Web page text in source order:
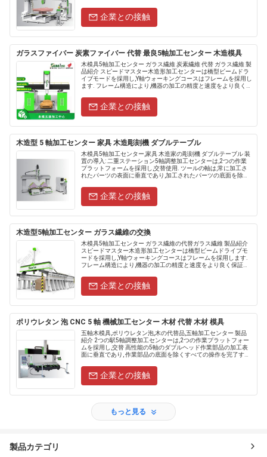
企業との接触
ガラスファイバー 炭素ファイバー 代替 最良5軸加工センター 木造模具
木模具5軸加工センター ガラス繊維 炭素繊維 代替 ガラス繊維 製
品紹介 スピードマスター木造形加工センターは橋型ビームドラ
イブモードを採用し,Y軸ウォーキングコースはフレームを採用し
ます. フレーム構造により,機器の加工の精度と速度をより良く保
企業との接触
木造型 5 軸加工センター 家具 木造彫刻機 ダブルテーブル
木模具5軸加工センター,家具 木造家の彫刻機 ダブルテーブル 装
置の導入: 二重ステーション5軸調整加工センターは,2つの作業
プラットフォームを採用し,交替使用. ツールの軸は,常に加工さ
れたパーツの表面に垂直であり,加工されたパーツの底面を除く
企業との接触
木造型5軸加工センター ガラス繊維の交換
木模具5軸加工センター ガラス繊維の代替ガラス繊維 製品紹介
スピードマスター木造形加工センターは橋型ビームドライブモ
ードを採用し,Y軸ウォーキングコースはフレームを採用します.
フレーム構造により,機器の加工の精度と速度をより良く保証で
は...
企業との接触
ポリウレタン 泡 CNC 5 軸 機械加工センター 木材 代替 木材 模具
五軸木模具,ポリウレタン泡,木の代替品,五軸加工センター 製品
紹介 2つの駅5軸調整加工センターは,2つの作業プラットフォー
ムを採用し,交替 高性能の5軸のダブルヘッド作業部品の加工表
面に垂直であり, 作業部品の底面を除くすべての操作を完了する.
企業との接触
もっと見る
製品カテゴリ